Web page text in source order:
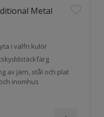
Metal
i valfri kulör
av järn, stål och plat
inomhus